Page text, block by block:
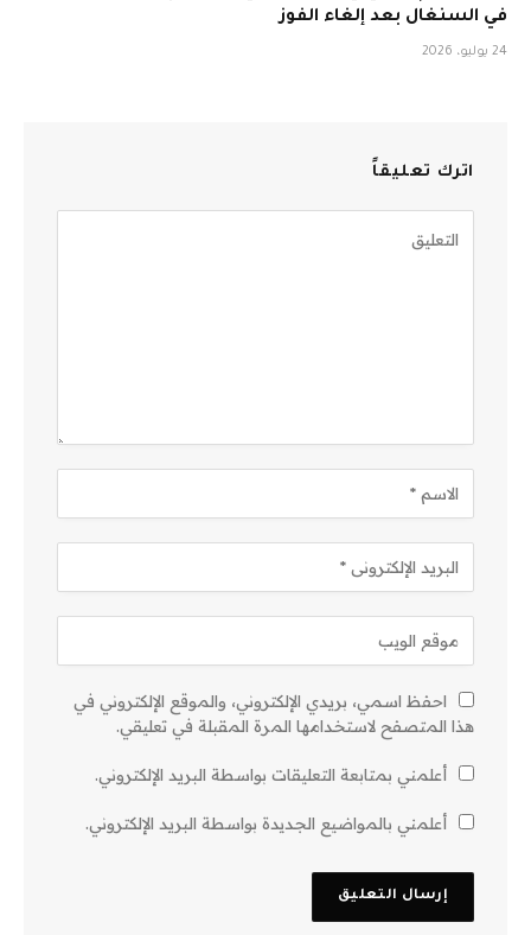
في السنغال بعد إلغاء الفوز
24 يوليو، 2026
اترك تعليقاً
احفظ اسمي، بريدي الإلكتروني، والموقع الإلكتروني في
هذا المتصفح لاستخدامها المرة المقبلة في تعليقي.
أعلمني بمتابعة التعليقات بواسطة البريد الإلكتروني.
أعلمني بالمواضيع الجديدة بواسطة البريد الإلكتروني.